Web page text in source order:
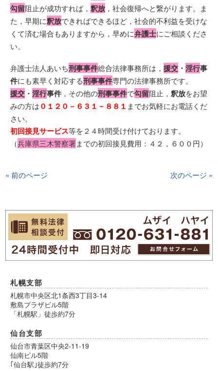
勾留阻止が成功すれば，釈放 ，社会復帰へと繋がります。ま
た，早期に釈放できればできるほど，社会的不利益を受けな
くて済む場合もありますから，早めに弁護士にご相談くださ
い。
弁護士法人あいち刑事事件総合法律事務所は，援交 ・淫行事
件にも素早く対応する刑事事件専門の法律事務所です。
援交 ・淫行事件 ，その他の刑事事件で勾留阻止，釈放をお望
みの方は０１２０－６３１－８８１ までお気軽にお電話くだ
さい。
初回接見サービス等を２４時間受け付けております。
（兵庫県三木警察署までの初回接見費用：４２，６００円）
« 前のページ 次のページ »
札幌支部
札幌市中央区北1条西3丁目3-14
敷島プラザビル5階
「札幌駅」徒歩約7分
仙台支部
仙台市青葉区中央2-11-19
仙南ビル5階
｢仙台駅｣徒歩約7分